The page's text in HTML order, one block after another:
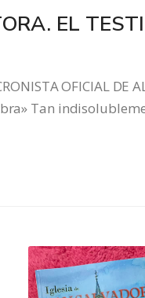
EL
OFICIAL DE
Tan